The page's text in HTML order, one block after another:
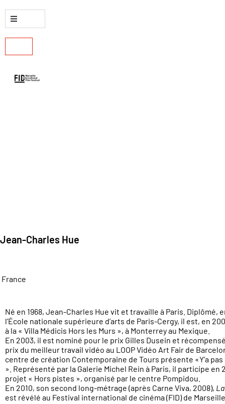
Jean-Charles Hue
France
Né en 1968, Jean-Charles Hue vit et travaille à Paris. Diplômé,
l’École nationale supérieure d’arts de Paris-Cergy, il est, en
à la « Villa Médicis Hors les Murs », à Monterrey au Mexique.
En 2003, il est nominé pour le prix Gilles Dusein et
prix du meilleur travail vidéo au LOOP Vidéo Art Fair de
centre de création Contemporaine de Tours présente «Y’a
». Représenté par la Galerie Michel Rein à Paris, il participe en
projet « Hors pistes », organisé par le centre Pompidou.
En 2010, son second long-métrage (après Carne Viva, 2008),
est révélé au Festival international de cinéma (FID) de